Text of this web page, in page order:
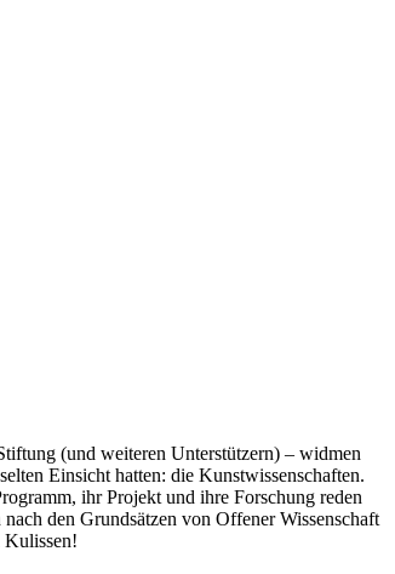
(und weiteren Unterstützern) – widmen
Einsicht hatten: die Kunstwissenschaften.
ihr Projekt und ihre Forschung reden
den Grundsätzen von Offener Wissenschaft
Kulissen!